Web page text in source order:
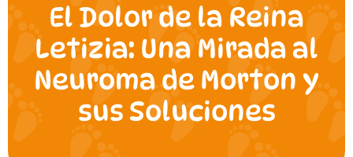
El Dolor de la Reina
Letizia: Una Mirada al
Neuroma de Morton y
sus Soluciones